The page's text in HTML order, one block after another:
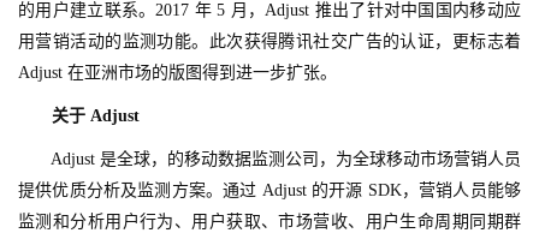
2
0
十
三
的用户建立联系。2017 年 5 月，Adjust 推出了针对中国国内移动应
用营销活动的监测功能。此次获得腾讯社交广告的认证，更标志着
Adjust 在亚洲市场的版图得到进一步扩张。
关于 Adjust
Adjust 是全球，的移动数据监测公司，为全球移动市场营销人员
提供优质分析及监测方案。通过 Adjust 的开源 SDK，营销人员能够
监测和分析用户行为、用户获取、市场营收、用户生命周期同期群